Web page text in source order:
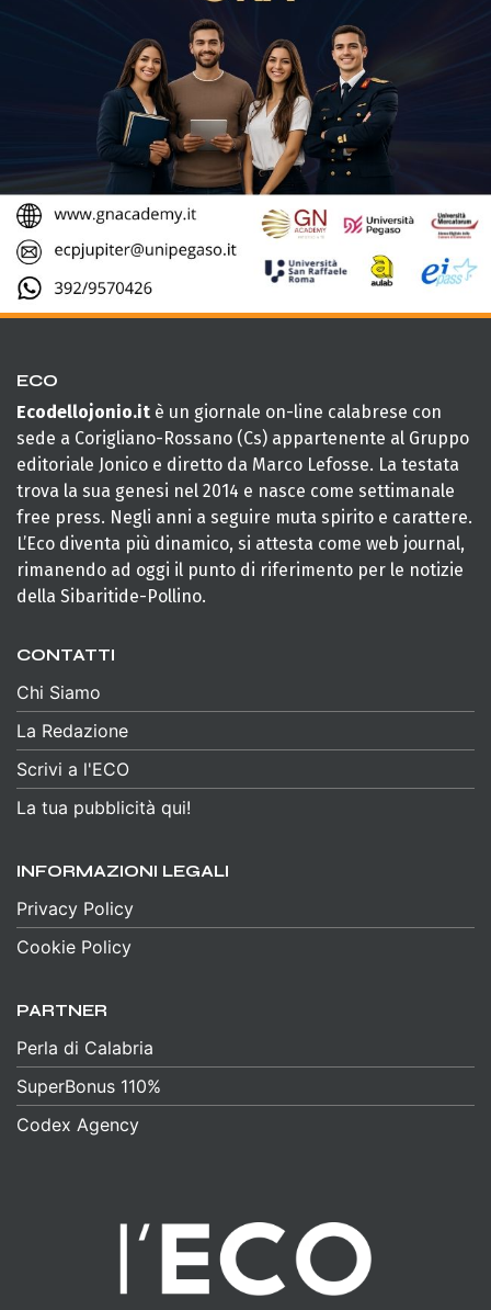
ECO
Ecodellojonio.it è un giornale on-line calabrese con
sede a Corigliano-Rossano (Cs) appartenente al Gruppo
editoriale Jonico e diretto da Marco Lefosse. La testata
trova la sua genesi nel 2014 e nasce come settimanale
free press. Negli anni a seguire muta spirito e carattere.
L’Eco diventa più dinamico, si attesta come web journal,
rimanendo ad oggi il punto di riferimento per le notizie
della Sibaritide-Pollino.
CONTATTI
Chi Siamo
La Redazione
Scrivi a l'ECO
La tua pubblicità qui!
INFORMAZIONI LEGALI
Privacy Policy
Cookie Policy
PARTNER
Perla di Calabria
SuperBonus 110%
Codex Agency